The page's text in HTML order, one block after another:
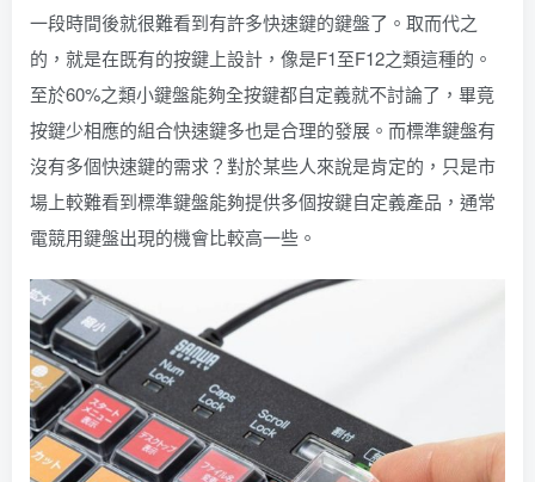
一段時間後就很難看到有許多快速鍵的鍵盤了。取而代之
的，就是在既有的按鍵上設計，像是F1至F12之類這種的。
至於60%之類小鍵盤能夠全按鍵都自定義就不討論了，畢竟
按鍵少相應的組合快速鍵多也是合理的發展。而標準鍵盤有
沒有多個快速鍵的需求？對於某些人來說是肯定的，只是市
場上較難看到標準鍵盤能夠提供多個按鍵自定義產品，通常
電競用鍵盤出現的機會比較高一些。